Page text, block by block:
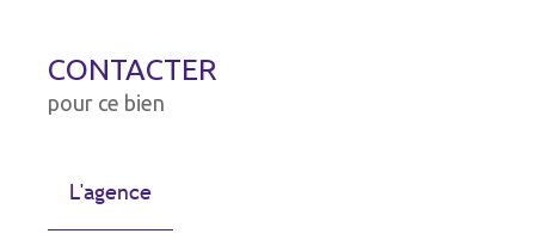
CONTACTER
pour ce bien
L'agence